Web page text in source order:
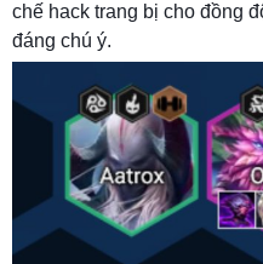
chế hack trang bị cho đồng
đáng chú ý.